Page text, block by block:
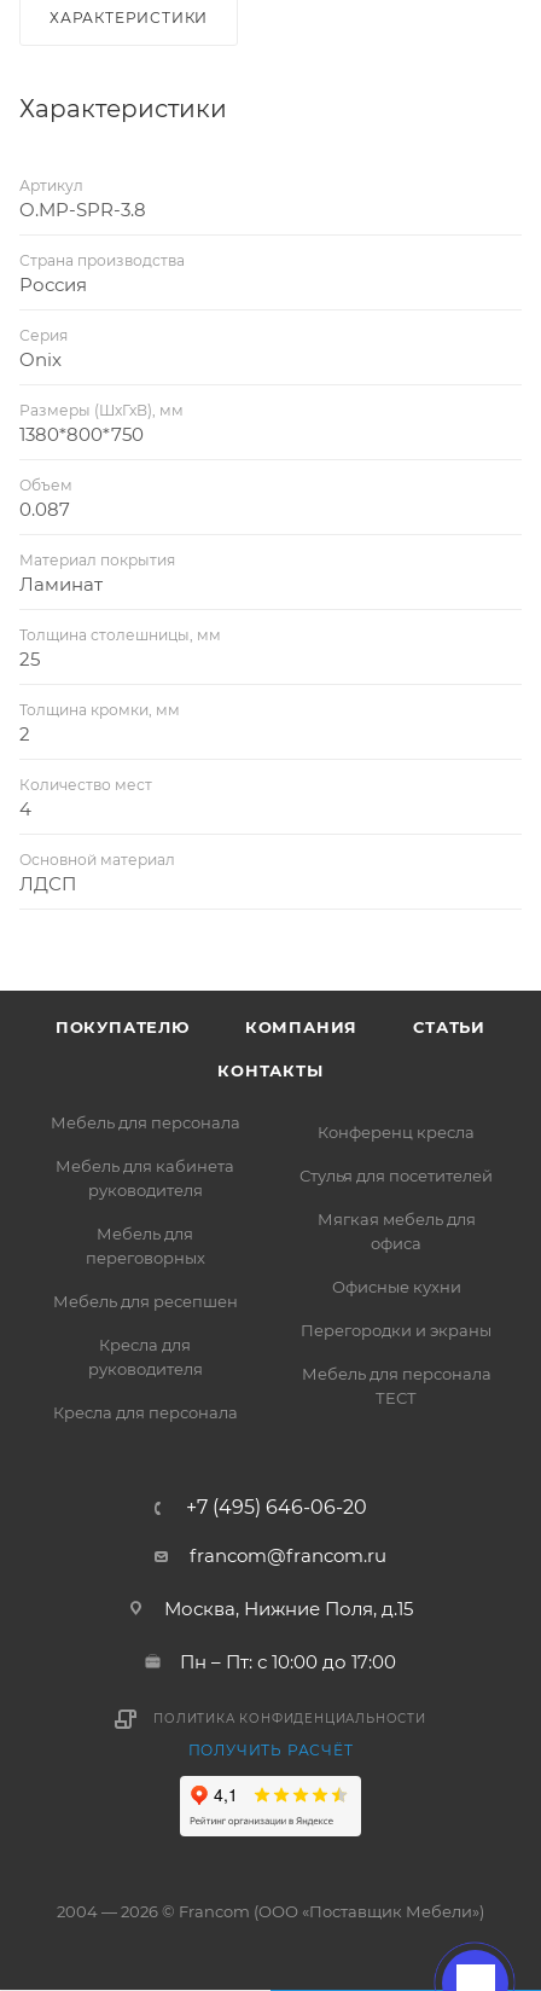
ХАРАКТЕРИСТИКИ
Характеристики
Артикул
O.MP-SPR-3.8
Страна производства
Россия
Серия
Onix
Размеры (ШхГхВ), мм
1380*800*750
Объем
0.087
Материал покрытия
Ламинат
Толщина столешницы, мм
25
Толщина кромки, мм
2
Количество мест
4
Основной материал
ЛДСП
ПОКУПАТЕЛЮ КОМПАНИЯ СТАТЬИ
КОНТАКТЫ
Мебель для персонала
Мебель для кабинета
руководителя
Мебель для
переговорных
Мебель для ресепшен
Кресла для
руководителя
Кресла для персонала
Конференц кресла
Стулья для посетителей
Мягкая мебель для
офиса
Офисные кухни
Перегородки и экраны
Мебель для персонала
ТЕСТ
+7 (495) 646-06-20
francom@francom.ru
Москва, Нижние Поля, д.15
Пн – Пт: с 10:00 до 17:00
ПОЛИТИКА КОНФИДЕНЦИАЛЬНОСТИ
ПОЛУЧИТЬ РАСЧЁТ
2004 — 2026 © Francom (ООО «Поставщик Мебели»)